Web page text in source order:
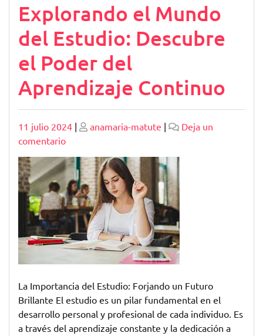
Explorando el Mundo
del Estudio: Descubre
el Poder del
Aprendizaje Continuo
Publicado
11 julio 2024 | Publicado
anamaria-matute |
Deja un
comentarioen
Explorando
el
Mundo
del
Estudio:
Descubre
el
Poder
del
Aprendizaje
Continuo
La Importancia del Estudio: Forjando un Futuro
Brillante El estudio es un pilar fundamental en el
desarrollo personal y profesional de cada individuo. Es
a través del aprendizaje constante y la dedicación a